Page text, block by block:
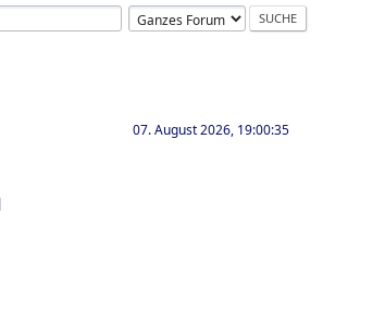
07. August 2026, 19:00:35